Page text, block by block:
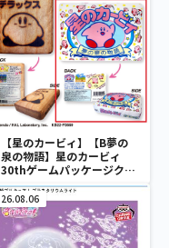
【星のカービィ】【B夢の
泉の物語】星のカービィ
30thゲームパッケージクッ
ション
26.08.06